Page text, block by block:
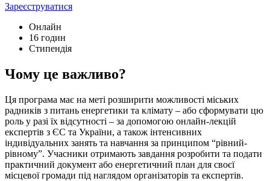
Зареєструватися
Онлайн
16 годин
Стипендія
Чому це важливо?
Ця програма має на меті розширити можливості міських
радників з питань енергетики та клімату – або сформувати цю
роль у разі їх відсутності – за допомогою онлайн-лекцій
експертів з ЄС та України, а також інтенсивних
індивідуальних занять та навчання за принципом “рівний-
рівному”. Учасники отримають завдання розробити та подати
практичний документ або енергетичний план для своєї
місцевої громади під наглядом організаторів та експертів.